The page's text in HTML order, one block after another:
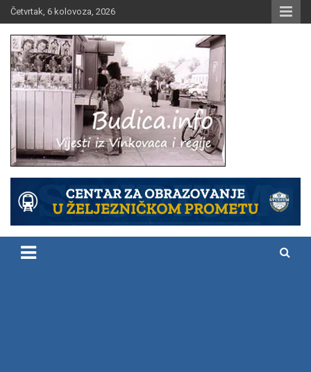
Skip
to
content
Četvrtak, 6 kolovoza, 2026
Budica.info